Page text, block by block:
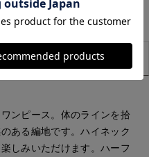
細 購入レビュー
ンピース。体のラインを拾
ある編地です。ハイネック
しみいただけます。ハーフ